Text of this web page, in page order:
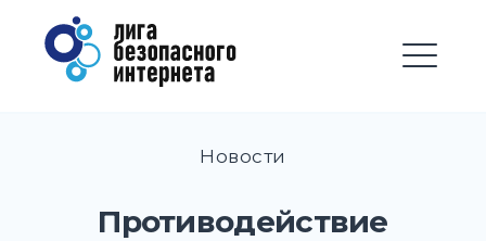
Перейти
содержимому
Лига безопасного
Интернета
Новости
Противодействие